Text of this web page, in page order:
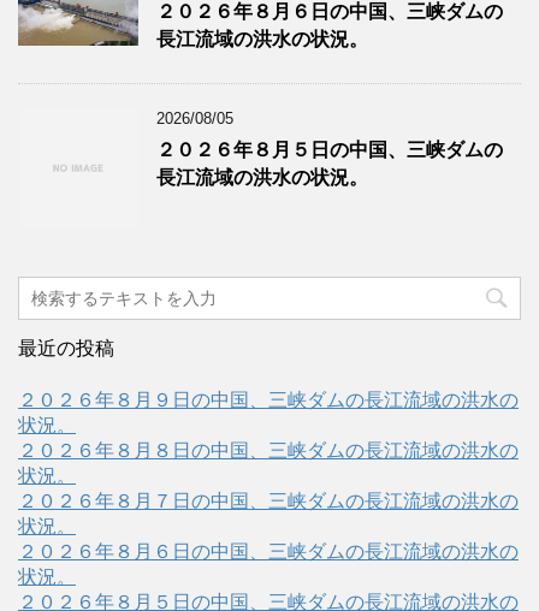
２０２６年８月６日の中国、三峡ダムの
長江流域の洪水の状況。
2026/08/05
２０２６年８月５日の中国、三峡ダムの
長江流域の洪水の状況。
最近の投稿
２０２６年８月９日の中国、三峡ダムの長江流域の洪水の
状況。
２０２６年８月８日の中国、三峡ダムの長江流域の洪水の
状況。
２０２６年８月７日の中国、三峡ダムの長江流域の洪水の
状況。
２０２６年８月６日の中国、三峡ダムの長江流域の洪水の
状況。
２０２６年８月５日の中国、三峡ダムの長江流域の洪水の